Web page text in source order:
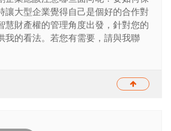
讓大型企業覺得自己是個好的合作對
慧財產權的管理角度出發，針對您的
我的看法。若您有需要，請與我聯